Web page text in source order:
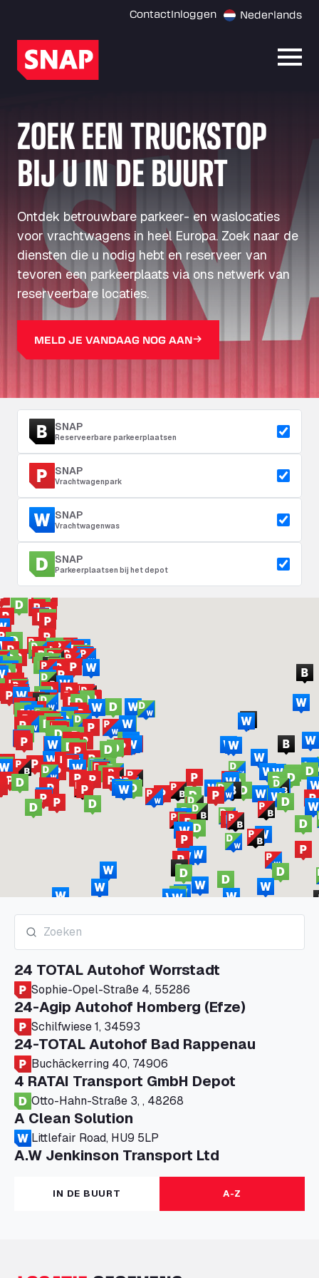
ContactInloggen Nederlands
ZOEK EEN TRUCKSTOP
BIJ U IN DE BUURT
Ontdek betrouwbare parkeer- en waslocaties
voor vrachtwagens in heel Europa. Zoek naar de
diensten die u nodig hebt en reserveer van
tevoren een parkeerplaats via ons netwerk van
reserveerbare locaties.
MELD JE VANDAAG NOG AAN
SNAP
Reserveerbare parkeerplaatsen
SNAP
Vrachtwagenpark
SNAP
Vrachtwagenwas
SNAP
Parkeerplaatsen bij het depot
24 TOTAL Autohof Worrstadt
Sophie-Opel-Straße 4, 55286
24-Agip Autohof Homberg (Efze)
Schilfwiese 1, 34593
24-TOTAL Autohof Bad Rappenau
Buchäckerring 40, 74906
4 RATAI Transport GmbH Depot
Otto-Hahn-Straße 3, , 48268
A Clean Solution
Littlefair Road, HU9 5LP
A.W Jenkinson Transport Ltd
Progress House, ME11 5GA
A+G Nettetal - Depot Parking
Am Panneschopp 7, 41334
IN DE BUURT A-Z